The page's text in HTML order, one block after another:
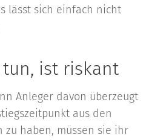
lässt sich einfach nicht
ist riskant
Anleger davon überzeugt
aus den
haben, müssen sie ihr